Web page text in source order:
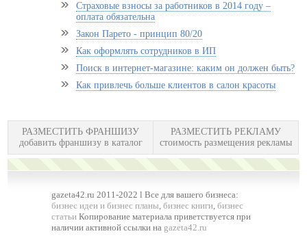
Страховые взносы за работников в 2014 году –
оплата обязательна
Закон Парето - принцип 80/20
Как оформлять сотрудников в ИП
Поиск в интернет-магазине: каким он должен быть?
Как привлечь больше клиентов в салон красоты
РАЗМЕСТИТЬ ФРАНШИЗУ
добавить франшизу в каталог
РАЗМЕСТИТЬ РЕКЛАМУ
стоимость размещения рекламы
gazeta42.ru 2011-2022 l Все для вашего бизнеса:
бизнес идеи и бизнес планы,бизнес книги,бизнес
статьи Копирование материала приветствуется при
наличии активной ссылки на gazeta42.ru